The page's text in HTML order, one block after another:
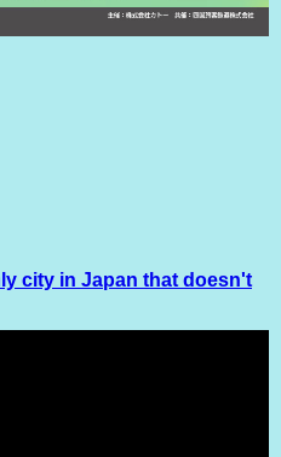
city in Japan that doesn't